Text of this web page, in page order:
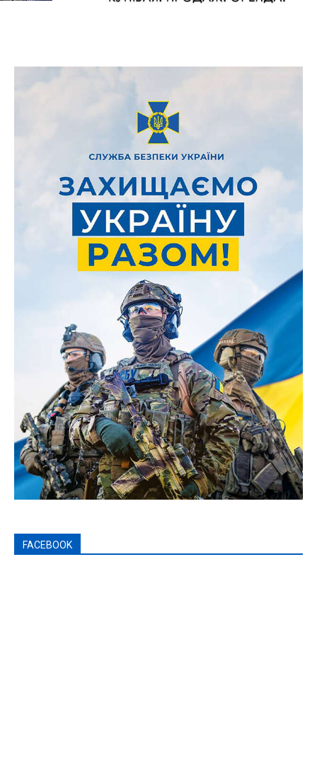
FACEBOOK